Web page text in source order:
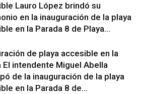
Lauro López brindó su
en la inauguración de la playa
en la Parada 8 de Playa...
de playa accesible en la
El intendente Miguel Abella
de la inauguración de la playa
en la Parada 8 de...